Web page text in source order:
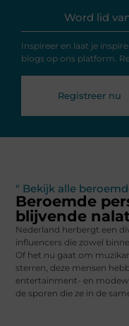
Word lid
Inspireer en laat je
blogs op ons platform.
Registreer nu
" Bekijk alle
Beroemde
blijvende
Nederland herbergt een
influencers die zowel
Of het nu gaat om
sterren, deze mensen
entertainment- en
de sporen die ze in de